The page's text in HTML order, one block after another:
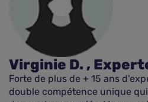
Virginie D. ,
Forte de plus de + 15 ans
double compétence unique